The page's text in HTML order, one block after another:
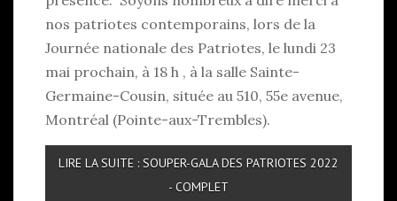
nos patriotes contemporains, lors de la
Journée nationale des Patriotes, le lundi 23
mai prochain, à 18 h , à la salle Sainte-
Germaine-Cousin, située au 510, 55e avenue,
Montréal (Pointe-aux-Trembles).
LIRE LA SUITE : SOUPER-GALA DES PATRIOTES 2022
- COMPLET